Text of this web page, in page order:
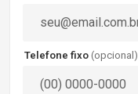
Telefone fixo (opcional)